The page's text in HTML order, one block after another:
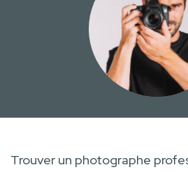
Trouver un photographe